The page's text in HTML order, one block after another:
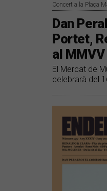
Concert a la Plaça
Dan
Portet,
al
El Mercat de
celebrarà del